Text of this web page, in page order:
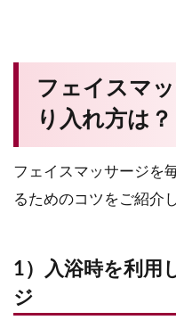
フェイスマ
り入れ方は？
フェイスマッサージを
るためのコツをご紹介
1）入浴時を利用
ジ